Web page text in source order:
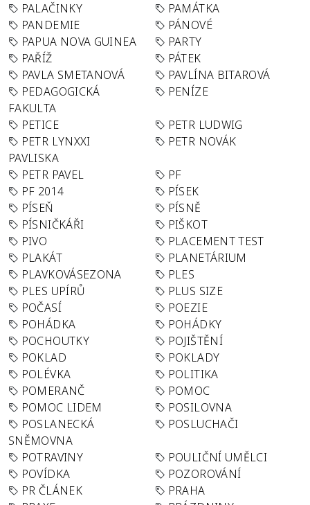
PALAČINKY
PAMÁTKA
PANDEMIE
PÁNOVÉ
PAPUA NOVA GUINEA
PARTY
PAŘÍŽ
PÁTEK
PAVLA SMETANOVÁ
PAVLÍNA BITAROVÁ
PEDAGOGICKÁ
FAKULTA
PENÍZE
PETICE
PETR LUDWIG
PETR LYNXXI
PAVLISKA
PETR NOVÁK
PETR PAVEL
PF
PF 2014
PÍSEK
PÍSEŇ
PÍSNĚ
PÍSNIČKÁŘI
PIŠKOT
PIVO
PLACEMENT TEST
PLAKÁT
PLANETÁRIUM
PLAVKOVÁSEZONA
PLES
PLES UPÍRŮ
PLUS SIZE
POČASÍ
POEZIE
POHÁDKA
POHÁDKY
POCHOUTKY
POJIŠTĚNÍ
POKLAD
POKLADY
POLÉVKA
POLITIKA
POMERANČ
POMOC
POMOC LIDEM
POSILOVNA
POSLANECKÁ
SNĚMOVNA
POSLUCHAČI
POTRAVINY
POULIČNÍ UMĚLCI
POVÍDKA
POZOROVÁNÍ
PR ČLÁNEK
PRAHA